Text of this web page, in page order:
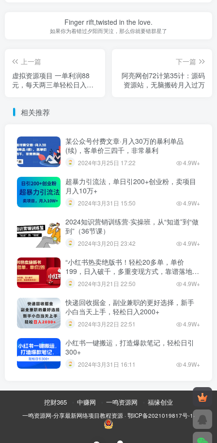
Finger rift,twisted in the love.
如果你为着错过夕阳而哭泣，那么你就要错群星了
上一篇
虚拟资源项目 一单利润88
元，每天两三单轻松日入
下一篇
阿亮网创72计第35计：源码
资源站，无脑搬砖月入过万
相关推荐
某公众号付费文章·月入30万的暴利单品
(续)，客单价三四千，非常暴利
2024年3月25日 17:22 4.9W+
超暴力引流法，单日引200+创业粉，卖项目
月入10万+
2024年3月31日 15:50 4.9W+
2024知识营销训练营·实操班，从“知道”到“做
到”（36节课）
2024年3月20日 23:42 4.9W+
“小红书热卖绝版书！轻松20多单，单价
199，日入破千，多重变现方式，靠谱落地项
目！”2024年3月21日 22:50 4.9W+
快递回收掘金，副业兼职的更好选择，新手
小白当天上手，轻松日入2000+
2024年3月22日 22:51 4.9W+
小红书一键搬运，打造爆款笔记，轻松日引
300+
2024年3月31日 16:11 4.9W+
挖财365 中赚网 一鸣资源网 福缘创业
一鸣资源网-分享最新网络项目教程资源 · 鄂ICP备2021019817号-1 ·